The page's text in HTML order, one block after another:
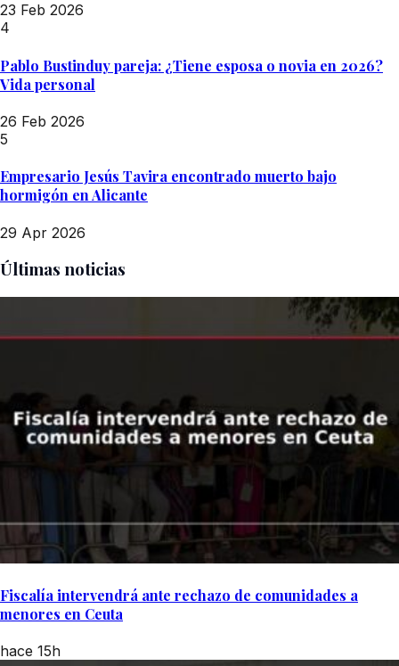
23 Feb 2026
4
Pablo Bustinduy pareja: ¿Tiene esposa o novia en 2026?
Vida personal
26 Feb 2026
5
Empresario Jesús Tavira encontrado muerto bajo
hormigón en Alicante
29 Apr 2026
Últimas noticias
Fiscalía intervendrá ante rechazo de comunidades a
menores en Ceuta
hace 15h